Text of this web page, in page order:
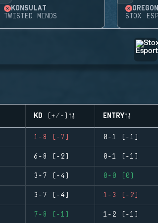
KONSULAT
TWISTED MINDS
OREGON
STOX
KD (+/-) ENTRY
1-8 (-7) 0-1 (-1)
6-8 (-2) 0-1 (-1)
3-7 (-4) 0-0 (0)
3-7 (-4) 1-3 (-2)
7-8 (-1) 1-2 (-1)